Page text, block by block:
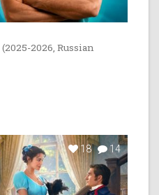
(2025-2026, Russian
18 14